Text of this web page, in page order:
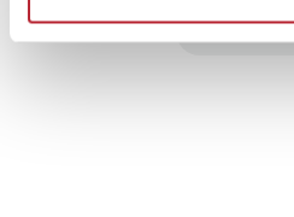
Övriga